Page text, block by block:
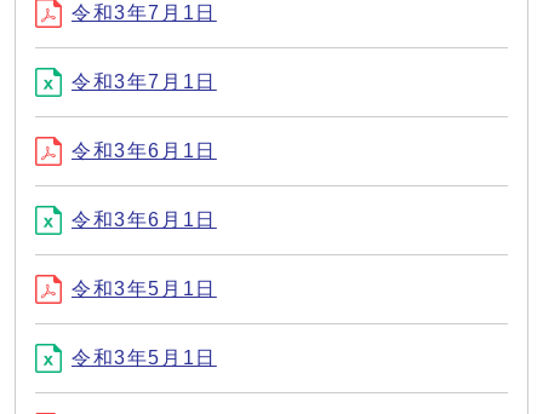
令和3年7月1日
令和3年7月1日
令和3年6月1日
令和3年6月1日
令和3年5月1日
令和3年5月1日